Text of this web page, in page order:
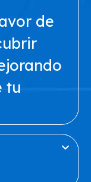
de
tu